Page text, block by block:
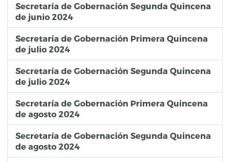
Secretaría de Gobernación Segunda Quincena
de junio 2024
Secretaría de Gobernación Primera Quincena
de julio 2024
Secretaría de Gobernación Segunda Quincena
de julio 2024
Secretaría de Gobernación Primera Quincena
de agosto 2024
Secretaría de Gobernación Segunda Quincena
de agosto 2024